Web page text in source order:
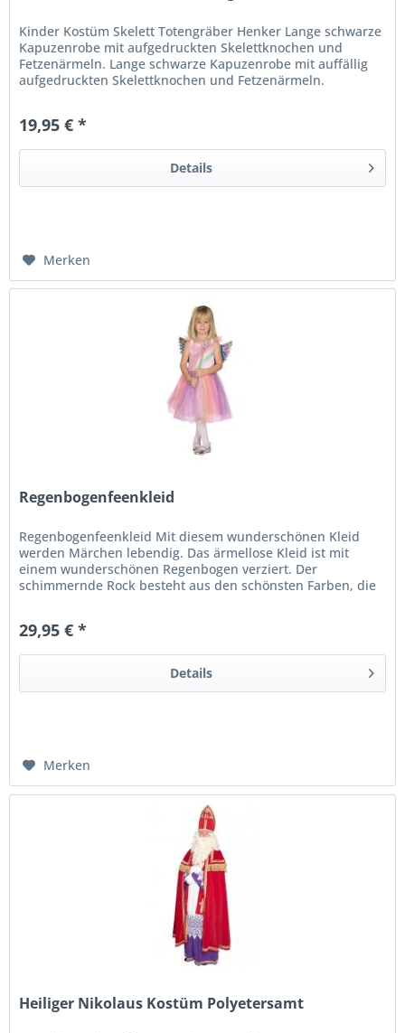
Kinder Kostüm Skelett Totengräber Henker Lange schwarze
Kapuzenrobe mit aufgedruckten Skelettknochen und
Fetzenärmeln. Lange schwarze Kapuzenrobe mit auffällig
aufgedruckten Skelettknochen und Fetzenärmeln.
19,95 € *
Details
Merken
Regenbogenfeenkleid
Regenbogenfeenkleid Mit diesem wunderschönen Kleid
werden Märchen lebendig. Das ärmellose Kleid ist mit
einem wunderschönen Regenbogen verziert. Der
schimmernde Rock besteht aus den schönsten Farben, die
29,95 € *
Details
Merken
Heiliger Nikolaus Kostüm Polyetersamt